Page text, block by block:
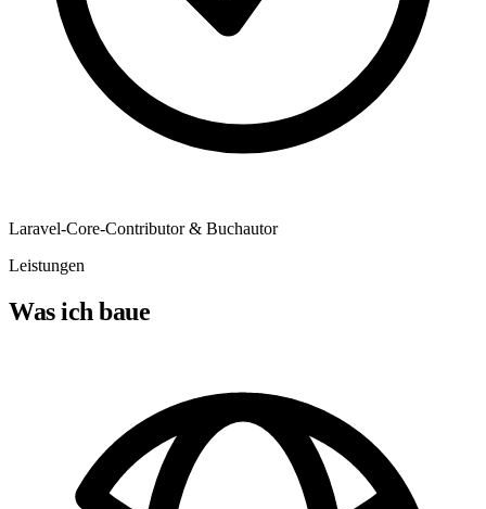
Laravel-Core-Contributor & Buchautor
Leistungen
Was ichbaue